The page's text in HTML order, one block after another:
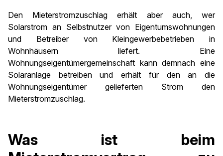
Den Mieterstromzuschlag erhält aber auch, wer
Solarstrom an Selbstnutzer von Eigentumswohnungen
und Betreiber von Kleingewerbebetrieben in
Wohnhäusern liefert. Eine
Wohnungseigentümergemeinschaft kann demnach eine
Solaranlage betreiben und erhält für den an die
Wohnungseigentümer gelieferten Strom den
Mieterstromzuschlag.
Was ist beim